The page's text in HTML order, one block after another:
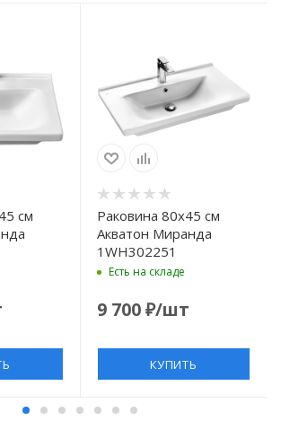
см
Раковина 80x45 см
Акватон Миранда
1WH302251
Есть на складе
9 700₽/шт
КУПИТЬ